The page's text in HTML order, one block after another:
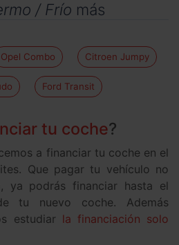
/ Frío más
Opel Combo Citroen Jumpy
Ford Transit
tu coche?
a financiar tu coche en el
Que pagar tu vehículo no
ya podrás financiar hasta el
tu nuevo coche. Además
estudiar la financiación solo